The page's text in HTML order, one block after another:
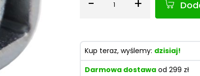
- Ilość +
Kup teraz, wyślemy: dzisiaj!
Darmowa dostawa od 299 zł